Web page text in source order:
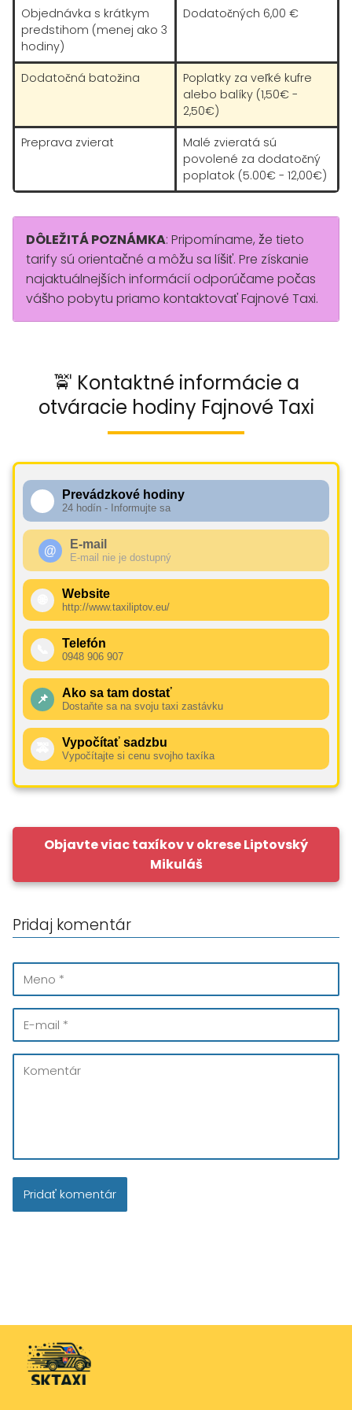
Objednávka s krátkym
predstihom (menej ako 3
hodiny)
Dodatočných 6,00 €
Dodatočná batožina
Poplatky za veľké kufre
alebo balíky (1,50€ -
2,50€)
Preprava zvierat
Malé zvieratá sú
povolené za dodatočný
poplatok (5.00€ - 12,00€)
DÔLEŽITÁ POZNÁMKA: Pripomíname, že tieto
tarify sú orientačné a môžu sa líšiť. Pre získanie
najaktuálnejších informácií odporúčame počas
vášho pobytu priamo kontaktovať Fajnové Taxi.
🚖 Kontaktné informácie a
otváracie hodiny Fajnové Taxi
Prevádzkové hodiny
24 hodín - Informujte sa
@ E-mail
E-mail nie je dostupný
Website
http://www.taxiliptov.eu/
Telefón
0948 906 907
📌 Ako sa tam dostať
Dostaňte sa na svoju taxi zastávku
Vypočítať sadzbu
Vypočítajte si cenu svojho taxíka
Objavte viac taxíkov v okrese Liptovský
Mikuláš
Pridaj komentár